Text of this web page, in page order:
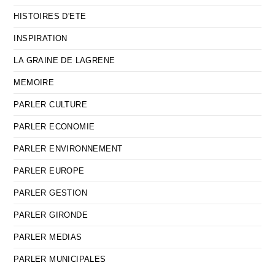
HISTOIRES D'ETE
INSPIRATION
LA GRAINE DE LAGRENE
MEMOIRE
PARLER CULTURE
PARLER ECONOMIE
PARLER ENVIRONNEMENT
PARLER EUROPE
PARLER GESTION
PARLER GIRONDE
PARLER MEDIAS
PARLER MUNICIPALES